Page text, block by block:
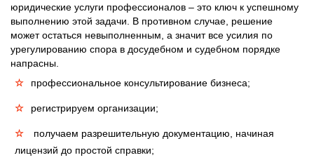
юридические услуги профессионалов – это ключ к успешному
выполнению этой задачи. В противном случае, решение
может остаться невыполненным, а значит все усилия по
урегулированию спора в досудебном и судебном порядке
напрасны.
профессиональное консультирование бизнеса;
регистрируем организации;
получаем разрешительную документацию, начиная
лицензий до простой справки;